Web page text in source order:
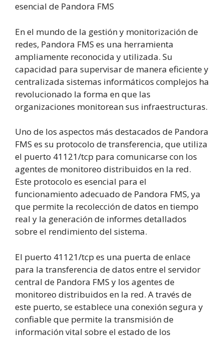
esencial de Pandora FMS
En el mundo de la gestión y monitorización de
redes, Pandora FMS es una herramienta
ampliamente reconocida y utilizada. Su
capacidad para supervisar de manera eficiente y
centralizada sistemas informáticos complejos ha
revolucionado la forma en que las
organizaciones monitorean sus infraestructuras.
Uno de los aspectos más destacados de Pandora
FMS es su protocolo de transferencia, que utiliza
el puerto 41121/tcp para comunicarse con los
agentes de monitoreo distribuidos en la red.
Este protocolo es esencial para el
funcionamiento adecuado de Pandora FMS, ya
que permite la recolección de datos en tiempo
real y la generación de informes detallados
sobre el rendimiento del sistema.
El puerto 41121/tcp es una puerta de enlace
para la transferencia de datos entre el servidor
central de Pandora FMS y los agentes de
monitoreo distribuidos en la red. A través de
este puerto, se establece una conexión segura y
confiable que permite la transmisión de
información vital sobre el estado de los